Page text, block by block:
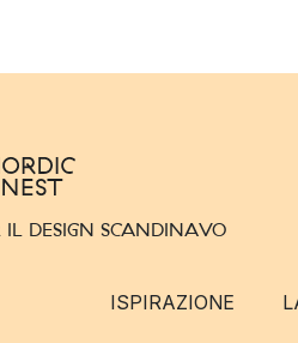
DESIGN SCANDINAVO
ISPIRAZIONE